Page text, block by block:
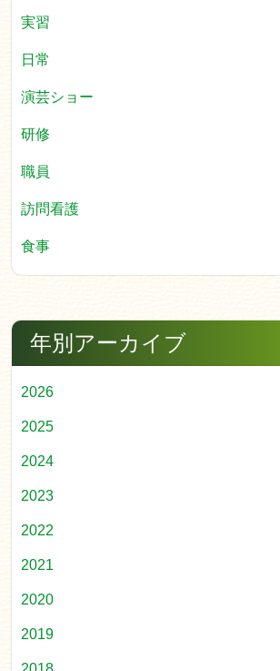
実習
日常
演芸ショー
研修
職員
訪問看護
食事
年別アーカイブ
2026
2025
2024
2023
2022
2021
2020
2019